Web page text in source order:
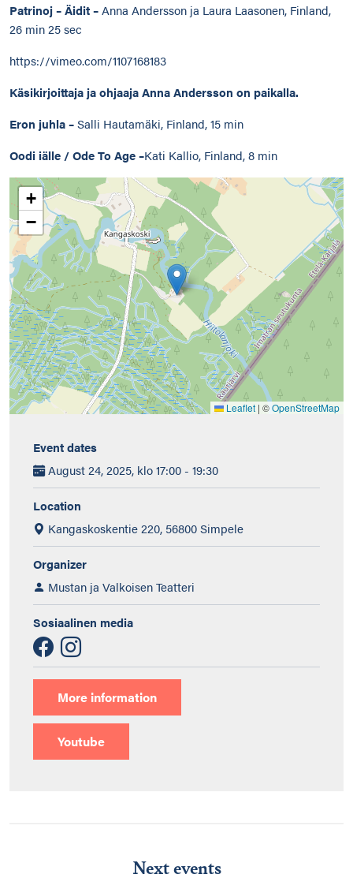
Patrinoj – Äidit –Anna Andersson ja Laura Laasonen, Finland,
26 min 25 sec
https://vimeo.com/1107168183
Käsikirjoittaja ja ohjaaja Anna Andersson on paikalla.
Eron juhla –Salli Hautamäki, Finland, 15 min
Oodi iälle / Ode To Age –Kati Kallio, Finland, 8 min
+
−
Leaflet | ©OpenStreetMap
Event dates
August 24, 2025, klo 17:00 - 19:30
Location
Kangaskoskentie 220, 56800 Simpele
Organizer
Mustan ja Valkoisen Teatteri
Sosiaalinen media
More information
Youtube
Next events